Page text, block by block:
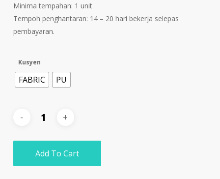
Minima tempahan: 1 unit
Tempoh penghantaran: 14 – 20 hari bekerja selepas
pembayaran.
Kusyen
FABRIC PU
Add To Cart